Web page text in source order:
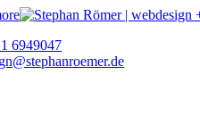
6949047